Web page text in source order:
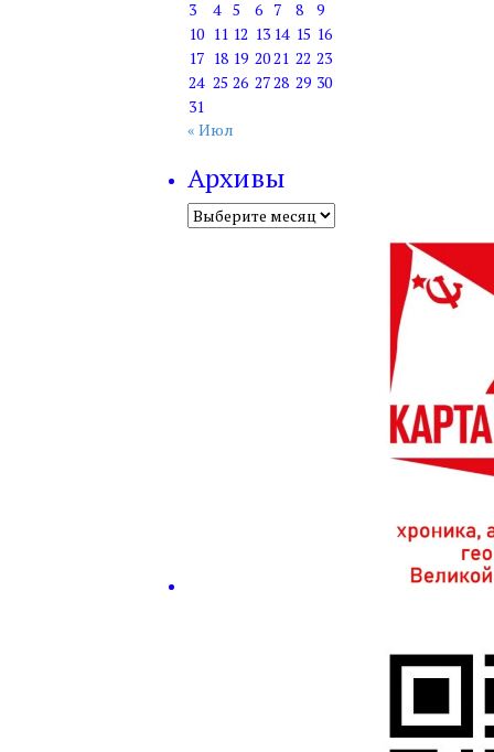
3 4 5 6 7 8
9
10 11 12 13 14 15 16
17 18 19 2021 22 23
24 25 26 2728 29 30
31
« Июл
Архивы
Архивы